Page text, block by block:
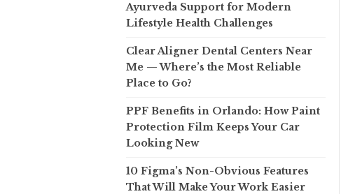
Ayurveda Support for Modern
Lifestyle Health Challenges
Clear Aligner Dental Centers Near
Me — Where’s the Most Reliable
Place to Go?
PPF Benefits in Orlando: How Paint
Protection Film Keeps Your Car
Looking New
10 Figma’s Non-Obvious Features
That Will Make Your Work Easier